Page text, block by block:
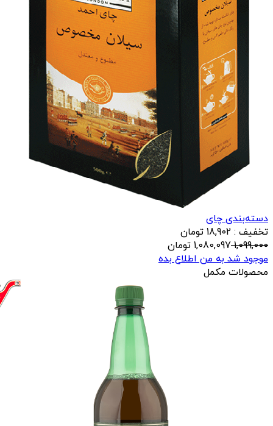
دسته‌بندی چای
تخفیف : 18,902 تومان
1,099,000
1,080,097 تومان
موجود شد به من اطلاع بده
محصولات مکمل